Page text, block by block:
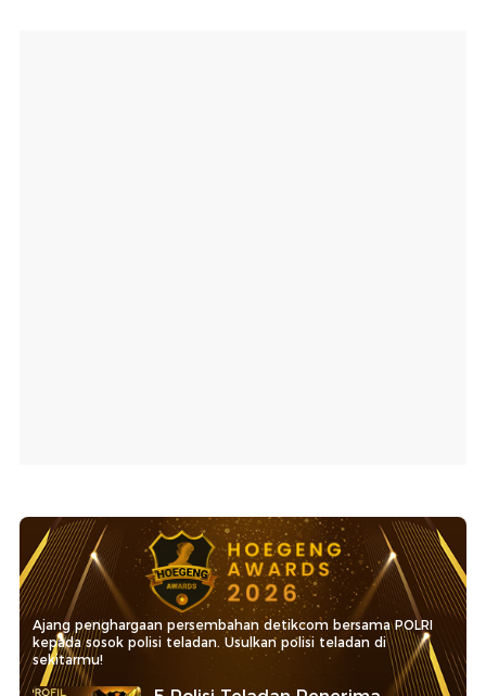
Ajang penghargaan persembahan detikcom bersama POLRI
kepada sosok polisi teladan. Usulkan polisi teladan di
sekitarmu!